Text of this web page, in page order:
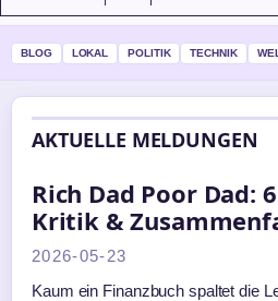
BLOG LOKAL POLITIK TECHNIK
AKTUELLE MELDUNGEN
Rich Dad Poor Dad:
Kritik &
2026-05-23
Kaum ein Finanzbuch spaltet die